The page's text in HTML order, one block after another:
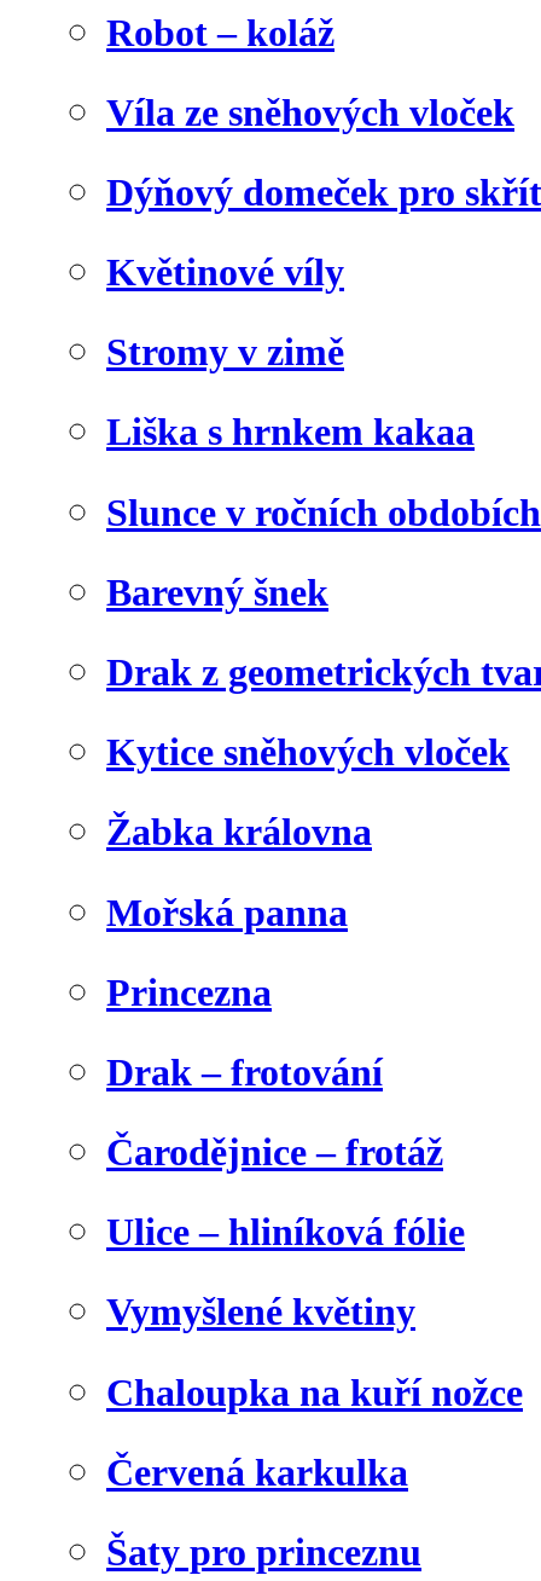
Robot – koláž
Víla ze sněhových vloček
Dýňový domeček pro
Květinové víly
Stromy v zimě
Liška s hrnkem kakaa
Slunce v ročních obdobích
Barevný šnek
Drak z geometrických
Kytice sněhových vloček
Žabka královna
Mořská panna
Princezna
Drak – frotování
Čarodějnice – frotáž
Ulice – hliníková fólie
Vymyšlené květiny
Chaloupka na kuří nožce
Červená karkulka
Šaty pro princeznu